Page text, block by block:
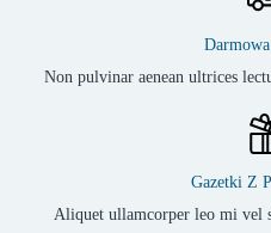
Non pulvinar aenean ultrices
Gazetki Z
Aliquet ullamcorper leo mi vel